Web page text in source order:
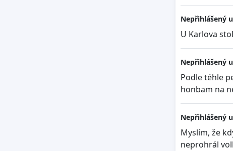
Nepřihlášený
U Karlova
Nepřihlášený
Podle téhle
honbam na
Nepřihlášený
Myslím, že
neprohrál